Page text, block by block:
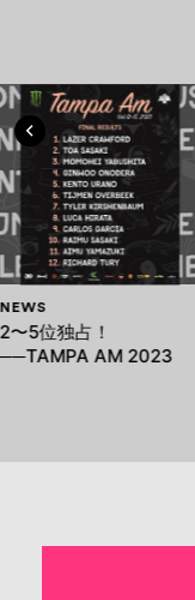
NEWS
2〜5位独占！
──TAMPA AM 2023